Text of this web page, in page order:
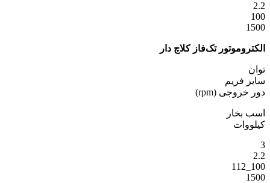
2.2
100
1500
الکتروموتور تک‌فاز کلاچ دار
توان
سایز فریم
دور خروجی (rpm)
اسب بخار
کیلووات
3
2.2
100_112
1500